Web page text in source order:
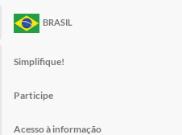
BRASIL
Simplifique!
Participe
Acesso à informação